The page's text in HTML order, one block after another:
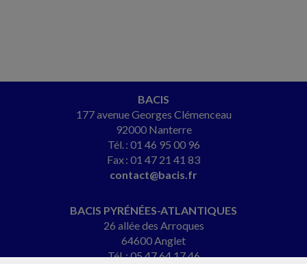
BACIS
177 avenue Georges Clémenceau
92000 Nanterre
Tél. : 01 46 95 00 96
Fax : 01 47 21 41 83
contact@bacis.fr
BACIS PYRÉNÉES-ATLANTIQUES
26 allée des Arroques
64600 Anglet
Tél. : 05 47 64 17 46